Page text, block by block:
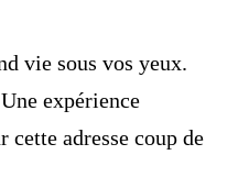
vie sous vos yeux.
expérience
cette adresse coup de